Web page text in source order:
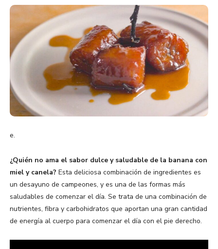
e.
¿Quién no ama el sabor dulce y saludable de la banana con
miel y canela? Esta deliciosa combinación de ingredientes es
un desayuno de campeones, y es una de las formas más
saludables de comenzar el día. Se trata de una combinación de
nutrientes, fibra y carbohidratos que aportan una gran cantidad
de energía al cuerpo para comenzar el día con el pie derecho.